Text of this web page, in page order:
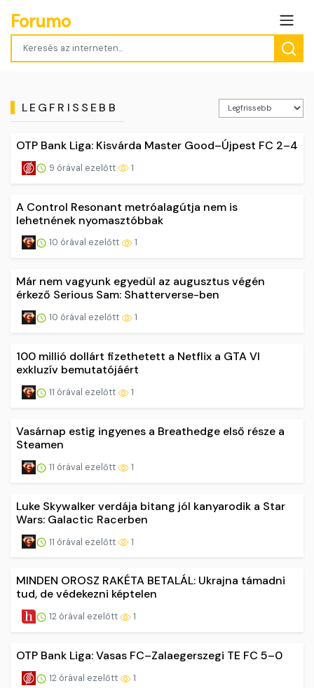
Forumo
LEGFRISSEBB
OTP Bank Liga: Kisvárda Master Good–Újpest FC 2–4
9 órával ezelőtt 1
A Control Resonant metróalagútja nem is
lehetnének nyomasztóbbak
10 órával ezelőtt 1
Már nem vagyunk egyedül az augusztus végén
érkező Serious Sam: Shatterverse-ben
10 órával ezelőtt 1
100 millió dollárt fizethetett a Netflix a GTA VI
exkluzív bemutatójáért
11 órával ezelőtt 1
Vasárnap estig ingyenes a Breathedge első része a
Steamen
11 órával ezelőtt 1
Luke Skywalker verdája bitang jól kanyarodik a Star
Wars: Galactic Racerben
11 órával ezelőtt 1
MINDEN OROSZ RAKÉTA BETALÁL: Ukrajna támadni
tud, de védekezni képtelen
12 órával ezelőtt 1
OTP Bank Liga: Vasas FC–Zalaegerszegi TE FC 5–0
12 órával ezelőtt 1